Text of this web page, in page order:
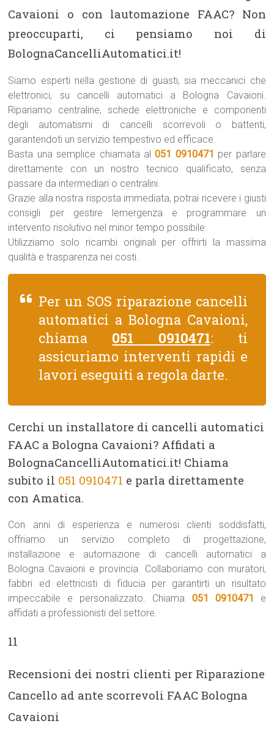
Cavaioni o con lautomazione FAAC? Non
preoccuparti, ci pensiamo noi di
BolognaCancelliAutomatici.it!
Siamo esperti nella gestione di guasti, sia meccanici che
elettronici, su cancelli automatici a Bologna Cavaioni.
Ripariamo centraline, schede elettroniche e componenti
degli automatismi di cancelli scorrevoli o battenti,
garantendoti un servizio tempestivo ed efficace.
Basta una semplice chiamata al051 0910471 per parlare
direttamente con un nostro tecnico qualificato, senza
passare da intermediari o centralini.
Grazie alla nostra risposta immediata, potrai ricevere i giusti
consigli per gestire lemergenza e programmare un
intervento risolutivo nel minor tempo possibile.
Utilizziamo solo ricambi originali per offrirti la massima
qualità e trasparenza nei costi.
Per un SOS riparazione cancelli
automatici a Bologna Cavaioni,
chiama 051 0910471: ti
assicuriamo interventi rapidi e
lavori eseguiti a regola darte.
Cerchi un installatore di cancelli automatici
FAAC a Bologna Cavaioni? Affidati a
BolognaCancelliAutomatici.it! Chiama
subito il 051 0910471 e parla direttamente
con Amatica.
Con anni di esperienza e numerosi clienti soddisfatti,
offriamo un servizio completo di progettazione,
installazione e automazione di cancelli automatici a
Bologna Cavaioni e provincia. Collaboriamo con muratori,
fabbri ed elettricisti di fiducia per garantirti un risultato
impeccabile e personalizzato. Chiama 051 0910471 e
affidati a professionisti del settore.
11
Recensioni dei nostri clienti per Riparazione
Cancello ad ante scorrevoli FAAC Bologna
Cavaioni